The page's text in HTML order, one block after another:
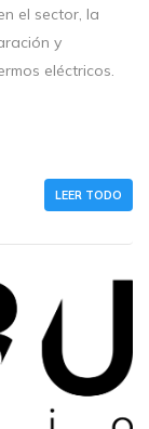
el sector, la
y
eléctricos.
LEER TODO